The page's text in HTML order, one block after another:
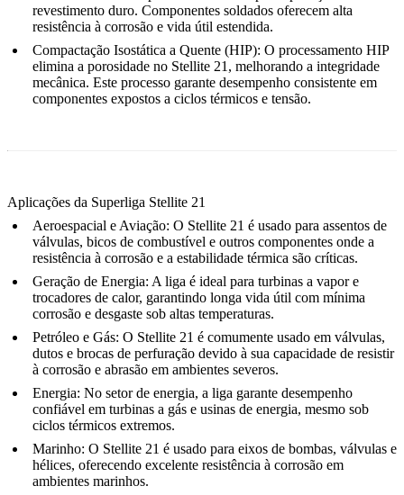
revestimento duro. Componentes soldados oferecem alta
resistência à corrosão e vida útil estendida.
Compactação Isostática a Quente (HIP): O processamento HIP
elimina a porosidade no Stellite 21, melhorando a integridade
mecânica. Este processo garante desempenho consistente em
componentes expostos a ciclos térmicos e tensão.
Aplicações da Superliga Stellite 21
Aeroespacial e Aviação: O Stellite 21 é usado para assentos de
válvulas, bicos de combustível e outros componentes onde a
resistência à corrosão e a estabilidade térmica são críticas.
Geração de Energia: A liga é ideal para turbinas a vapor e
trocadores de calor, garantindo longa vida útil com mínima
corrosão e desgaste sob altas temperaturas.
Petróleo e Gás: O Stellite 21 é comumente usado em válvulas,
dutos e brocas de perfuração devido à sua capacidade de resistir
à corrosão e abrasão em ambientes severos.
Energia: No setor de energia, a liga garante desempenho
confiável em turbinas a gás e usinas de energia, mesmo sob
ciclos térmicos extremos.
Marinho: O Stellite 21 é usado para eixos de bombas, válvulas e
hélices, oferecendo excelente resistência à corrosão em
ambientes marinhos.